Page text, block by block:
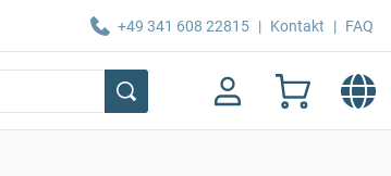
+49 341 608 22815 | Kontakt | FAQ